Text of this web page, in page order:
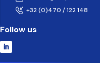
+32 (0)470 / 122 148
Follow us